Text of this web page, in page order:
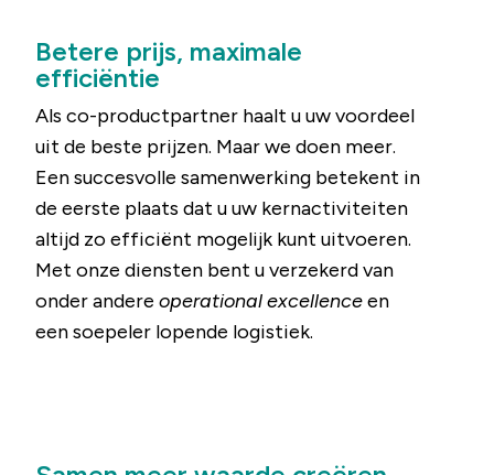
Betere prijs, maximale
efficiëntie
Als co-productpartner haalt u uw voordeel
uit de beste prijzen. Maar we doen meer.
Een succesvolle samenwerking betekent in
de eerste plaats dat u uw kernactiviteiten
altijd zo efficiënt mogelijk kunt uitvoeren.
Met onze diensten bent u verzekerd van
onder andere operational excellenceen
een soepeler lopende logistiek.